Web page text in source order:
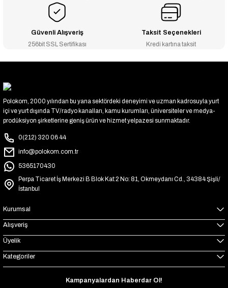
Güvenli Alışveriş
256bit SSL Sertifikası
Taksit Seçenekleri
Kredi kartına taksit
Polokom, 2000 yılından bu yana sektördeki deneyimi ve uzman kadrosuyla yurt
içi ve yurt dışında TV/radyo kanalları, kamu kurumları, üniversiteler ve medya-
prodüksiyon şirketlerine geniş ürün ve hizmet yelpazesi sunmaktadır.
0(212) 320 06 44
info@polokom.com.tr
5365170430
Perpa Ticaret İş Merkezi B Blok Kat:2 No: 81, Okmeydanı Cd., 34384 Şişli/
İstanbul
Kurumsal
Alışveriş
Üyelik
Kategoriler
Kampanyalardan Haberdar Ol!